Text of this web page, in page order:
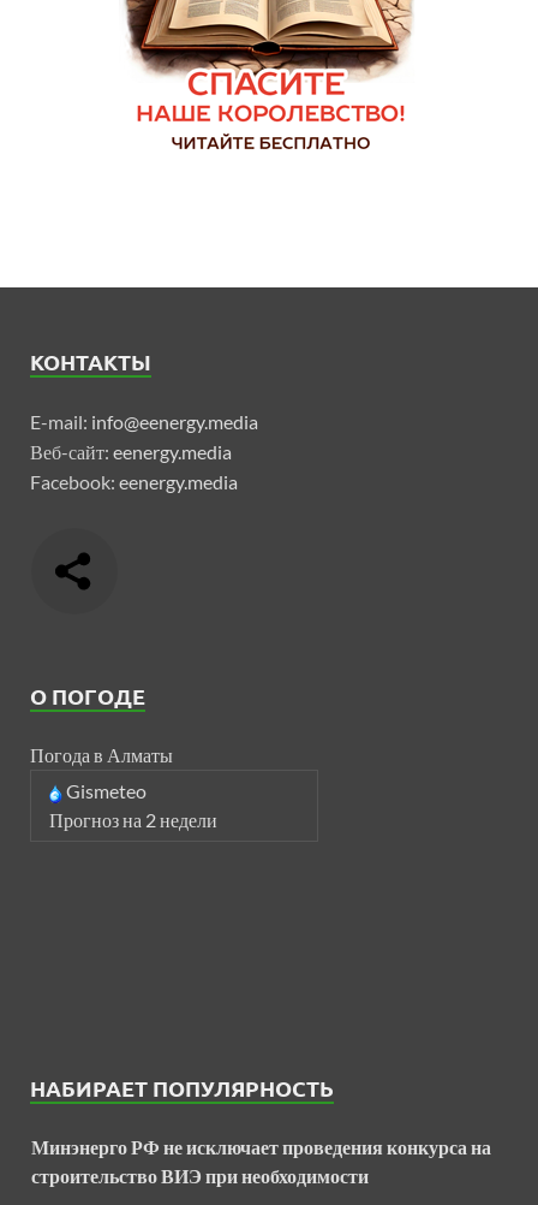
КОНТАКТЫ
E-mail: info@eenergy.media
Веб-сайт: eenergy.media
Facebook: eenergy.media
О ПОГОДЕ
Погода в Алматы
Gismeteo
Прогноз на 2 недели
НАБИРАЕТ ПОПУЛЯРНОСТЬ
Минэнерго РФ не исключает проведения конкурса на
строительство ВИЭ при необходимости